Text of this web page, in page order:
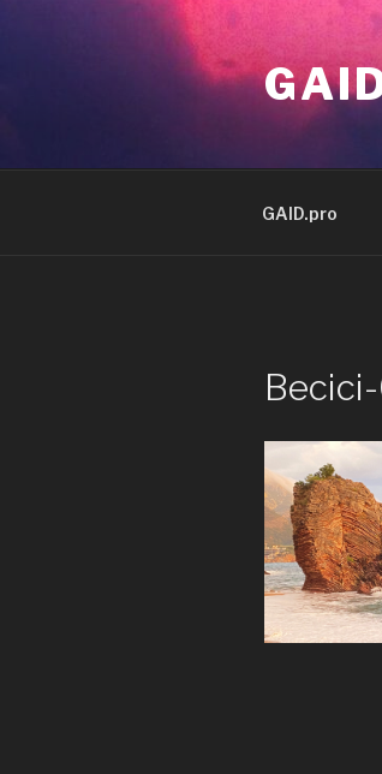
GAID.pro